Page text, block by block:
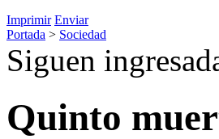
Imprimir Enviar
Portada > Sociedad
Siguen
Quinto